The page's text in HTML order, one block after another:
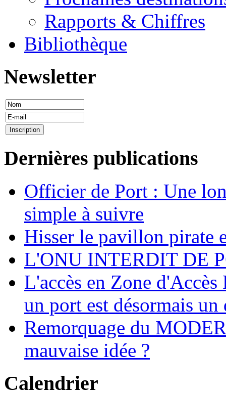
Rapports & Chiffres
Bibliothèque
Newsletter
Dernières publications
Officier de Port : Une
simple à suivre
Hisser le pavillon pirate
L'ONU INTERDIT DE
L'accès en Zone
un port est désormais un
Remorquage du
mauvaise idée ?
Calendrier